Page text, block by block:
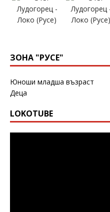
ЗОНА "РУСЕ"
Юноши младша възраст
Деца
LOKOTUBE